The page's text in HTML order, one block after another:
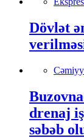
Dövlət
drenaj
səbəb